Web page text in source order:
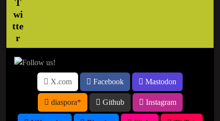
X.com Facebook Mastodon
diaspora* Github Instagram